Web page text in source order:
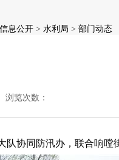
息公开 > 水利局 > 部门动态
浏览次数：
队协同防汛办，联合响